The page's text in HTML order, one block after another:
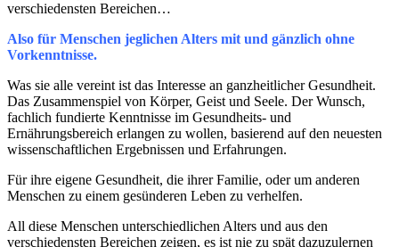
verschiedensten Bereichen…
Also für Menschen jeglichen Alters mit und gänzlich ohne
Vorkenntnisse.
Was sie alle vereint ist das Interesse an ganzheitlicher Gesundheit.
Das Zusammenspiel von Körper, Geist und Seele. Der Wunsch,
fachlich fundierte Kenntnisse im Gesundheits- und
Ernährungsbereich erlangen zu wollen, basierend auf den neuesten
wissenschaftlichen Ergebnissen und Erfahrungen.
Für ihre eigene Gesundheit, die ihrer Familie, oder um anderen
Menschen zu einem gesünderen Leben zu verhelfen.
All diese Menschen unterschiedlichen Alters und aus den
verschiedensten Bereichen zeigen, es ist nie zu spät dazuzulernen